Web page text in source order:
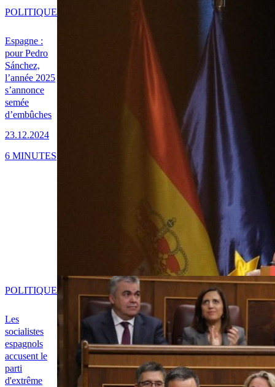
Espagne :
pour Pedro
Sánchez,
l’année 2025
s’annonce
semée
d’embûches
23.12.2024
POLITIQUE
6 MINUTES
Les
socialistes
espagnols
accusent le
parti
d'extrême
POLITIQUE